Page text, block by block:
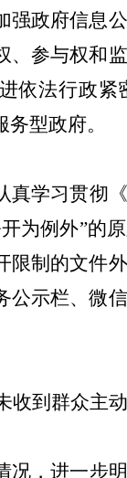
强政府信息
、参与权和
依法行政
型政府。
真学习贯彻
为例外”的
限制的文件
公示栏、微
收到群众主
况 ，进一步